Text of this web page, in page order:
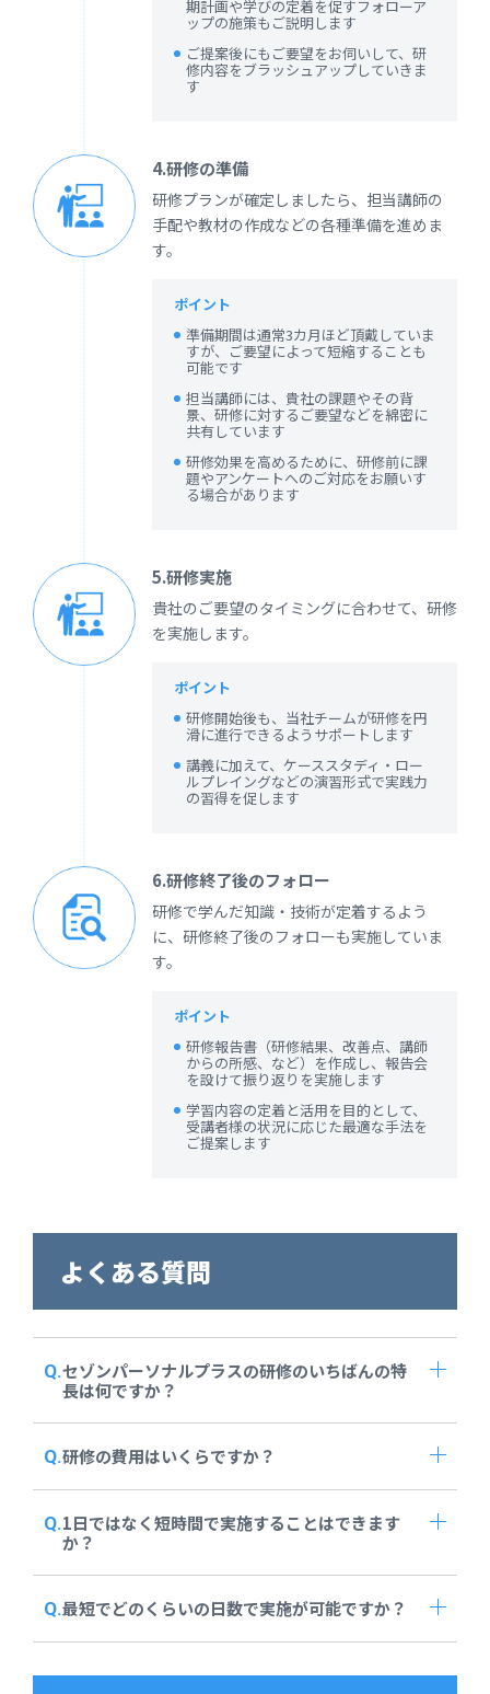
期計画や学びの定着を促すフォローア
ップの施策もご説明します
ご提案後にもご要望をお伺いして、研
修内容をブラッシュアップしていきま
す
4.研修の準備
研修プランが確定しましたら、担当講師の
手配や教材の作成などの各種準備を進めま
す。
ポイント
準備期間は通常3カ月ほど頂戴していま
すが、ご要望によって短縮することも
可能です
担当講師には、貴社の課題やその背
景、研修に対するご要望などを綿密に
共有しています
研修効果を高めるために、研修前に課
題やアンケートへのご対応をお願いす
る場合があります
5.研修実施
貴社のご要望のタイミングに合わせて、研修
を実施します。
ポイント
研修開始後も、当社チームが研修を円
滑に進行できるようサポートします
講義に加えて、ケーススタディ・ロー
ルプレイングなどの演習形式で実践力
の習得を促します
6.研修終了後のフォロー
研修で学んだ知識・技術が定着するよう
に、研修終了後のフォローも実施していま
す。
ポイント
研修報告書（研修結果、改善点、講師
からの所感、など）を作成し、報告会
を設けて振り返りを実施します
学習内容の定着と活用を目的として、
受講者様の状況に応じた最適な手法を
ご提案します
よくある質問
セゾンパーソナルプラスの研修のいちばんの特
長は何ですか？
研修の費用はいくらですか？
1日ではなく短時間で実施することはできます
か？
最短でどのくらいの日数で実施が可能ですか？